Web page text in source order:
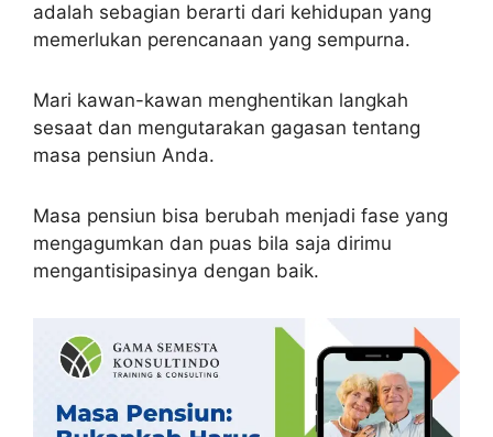
adalah sebagian berarti dari kehidupan yang
memerlukan perencanaan yang sempurna.
Mari kawan-kawan menghentikan langkah
sesaat dan mengutarakan gagasan tentang
masa pensiun Anda.
Masa pensiun bisa berubah menjadi fase yang
mengagumkan dan puas bila saja dirimu
mengantisipasinya dengan baik.